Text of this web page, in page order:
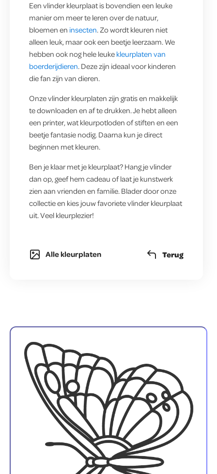
Een vlinder kleurplaat is bovendien een leuke
manier om meer te leren over de natuur,
bloemen en insecten. Zo wordt kleuren niet
alleen leuk, maar ook een beetje leerzaam. We
hebben ook nog hele leuke kleurplaten van
boerderijdieren. Deze zijn ideaal voor kinderen
die fan zijn van dieren.
Onze vlinder kleurplaten zijn gratis en makkelijk
te downloaden en af te drukken. Je hebt alleen
een printer, wat kleurpotloden of stiften en een
beetje fantasie nodig. Daarna kun je direct
beginnen met kleuren.
Ben je klaar met je kleurplaat? Hang je vlinder
dan op, geef hem cadeau of laat je kunstwerk
zien aan vrienden en familie. Blader door onze
collectie en kies jouw favoriete vlinder kleurplaat
uit. Veel kleurplezier!
Terug
Alle kleurplaten